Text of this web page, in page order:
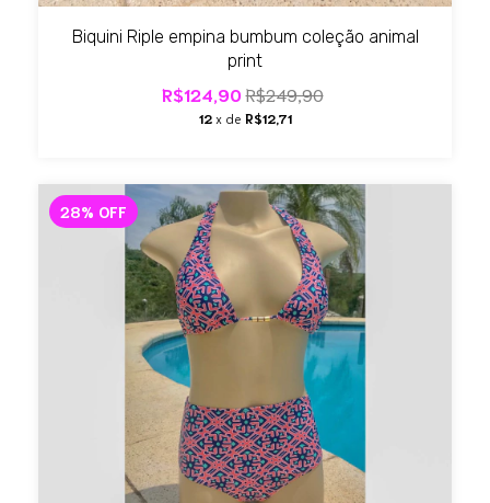
Biquini Riple empina bumbum coleção animal
print
R$124,90R$249,90
12 x de R$12,71
28% OFF